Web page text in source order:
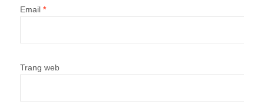
Email *
Trang web